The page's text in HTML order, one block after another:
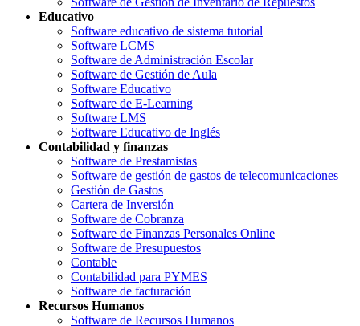
Educativo
Software educativo de sistema tutorial
Software LCMS
Software de Administración Escolar
Software de Gestión de Aula
Software Educativo
Software de E-Learning
Software LMS
Software Educativo de Inglés
Contabilidad y finanzas
Software de Prestamistas
Software de gestión de gastos de telecomunicaciones
Gestión de Gastos
Cartera de Inversión
Software de Cobranza
Software de Finanzas Personales Online
Software de Presupuestos
Contable
Contabilidad para PYMES
Software de facturación
Recursos Humanos
Software de Recursos Humanos